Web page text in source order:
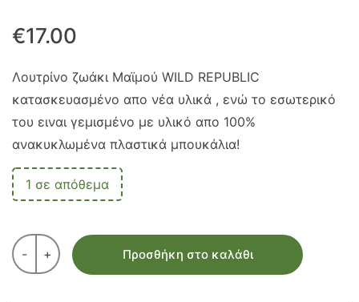
€17.00
Λουτρίνο ζωάκι Μαϊμού WILD REPUBLIC
κατασκευασμένο απο νέα υλικά , ενώ το εσωτερικό
του ειναι γεμισμένο με υλικό απο 100%
ανακυκλωμένα πλαστικά μπουκάλια!
1 σε απόθεμα
- + Προσθήκη στο καλάθι